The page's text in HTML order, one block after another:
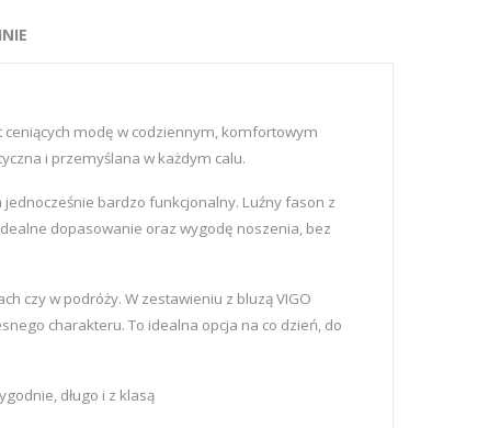
modę w codziennym, komfortowym
i przemyślana w każdym calu.
bardzo funkcjonalny. Luźny fason z
dopasowanie oraz wygodę noszenia, bez
czy w podróży. W zestawieniu z bluzą VIGO
charakteru. To idealna opcja na co dzień, do
długo i z klasą